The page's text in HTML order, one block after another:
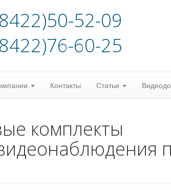
52-09
60-25
Контакты Статьи
комплекты